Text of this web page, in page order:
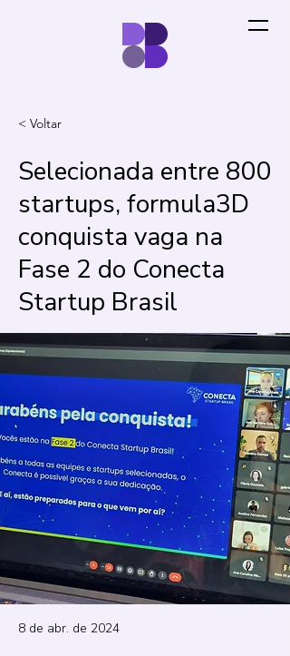
< Voltar
Selecionada entre 800
startups, formula3D
conquista vaga na
Fase 2 do Conecta
Startup Brasil
8 de abr. de 2024